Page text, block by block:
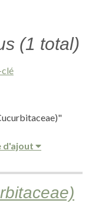
(1 total)
d'ajout